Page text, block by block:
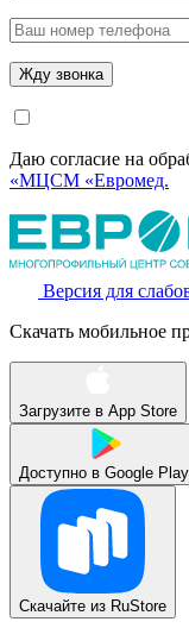
Даю согласие на
«МЦСМ «Евромед.
Версия для
Скачать мобильное
Загрузите в App Store
Доступно в Google Play
Скачайте из RuStore